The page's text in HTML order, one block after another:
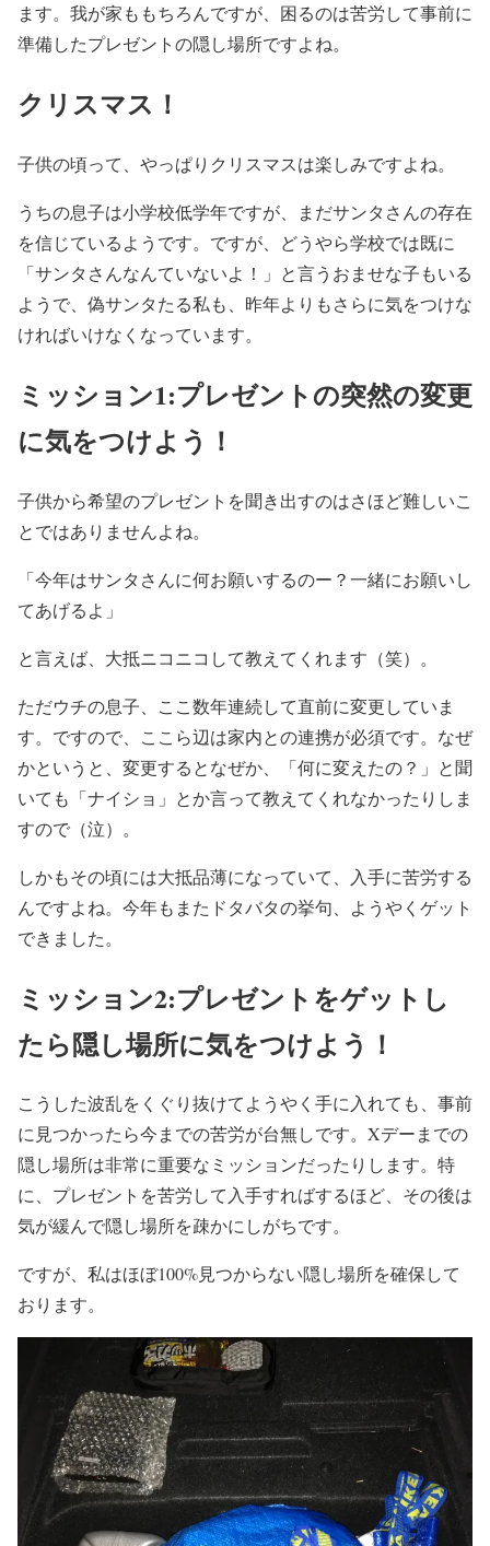
ます。我が家ももちろんですが、困るのは苦労して事前に
準備したプレゼントの隠し場所ですよね。
クリスマス！
子供の頃って、やっぱりクリスマスは楽しみですよね。
うちの息子は小学校低学年ですが、まだサンタさんの存在
を信じているようです。ですが、どうやら学校では既に
「サンタさんなんていないよ！」と言うおませな子もいる
ようで、偽サンタたる私も、昨年よりもさらに気をつけな
ければいけなくなっています。
ミッション1:プレゼントの突然の変更
に気をつけよう！
子供から希望のプレゼントを聞き出すのはさほど難しいこ
とではありませんよね。
「今年はサンタさんに何お願いするのー？一緒にお願いし
てあげるよ」
と言えば、大抵ニコニコして教えてくれます（笑）。
ただウチの息子、ここ数年連続して直前に変更していま
す。ですので、ここら辺は家内との連携が必須です。なぜ
かというと、変更するとなぜか、「何に変えたの？」と聞
いても「ナイショ」とか言って教えてくれなかったりしま
すので（泣）。
しかもその頃には大抵品薄になっていて、入手に苦労する
んですよね。今年もまたドタバタの挙句、ようやくゲット
できました。
ミッション2:プレゼントをゲットし
たら隠し場所に気をつけよう！
こうした波乱をくぐり抜けてようやく手に入れても、事前
に見つかったら今までの苦労が台無しです。Xデーまでの
隠し場所は非常に重要なミッションだったりします。特
に、プレゼントを苦労して入手すればするほど、その後は
気が緩んで隠し場所を疎かにしがちです。
ですが、私はほぼ100%見つからない隠し場所を確保して
おります。